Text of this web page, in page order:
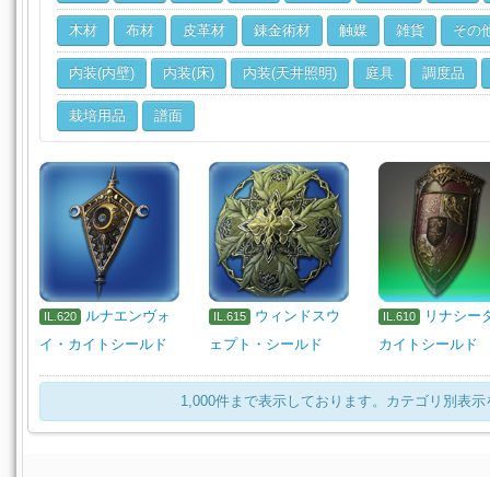
木材 布材 皮革材 錬金術材 触媒 雑貨 その
内装(内壁) 内装(床) 内装(天井照明) 庭具 調度品
栽培用品 譜面
IL.620
ルナエンヴォ
イ・カイトシールド
IL.615
ウィンドスウ
ェプト・シールド
IL.610
リナシー
カイトシールド
1,000件まで表示しております。カテゴリ別表